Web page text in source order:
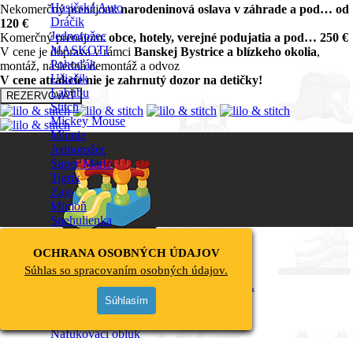
OCHRANA OSOBNÝCH ÚDAJOV
Súhlas so spracovaním osobných údajov.
Súhlasím
Hasičské Auto
Dráčik
Jednorožec
MASKOTI▼
Pohoďák
Ušiačik
Labubu
Stitch
Mickey Mouse
Minnie
Jednorožec
Super Mario
Tigrík
Zajo
Mimoň
Snehulienka
OSTATNÉ▼
Bublinkovač
Bublinkovač EXL
Nafukovací oblúk
Nekomerčný prenájom:narodeninová oslava v záhrade a pod… od
120 €
Komerčný prenájom:obce, hotely, verejné podujatia a pod… 250 €
V cene je doprava v rámci Banskej Bystrice a blízkeho okolia,
montáž, následná demontáž a odvoz
V cene atrakcie nie je zahrnutý dozor na detičky!
REZERVOVAŤ
2026 © SKÁKACIEHRADYBB
Viktor Wicky Makovický
Súhlas so spracovaním osobných údajov.
Návrat na obsah